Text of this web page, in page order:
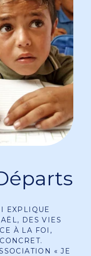
EXPLIQUE
DES VIES
À LA FOI,
« JE